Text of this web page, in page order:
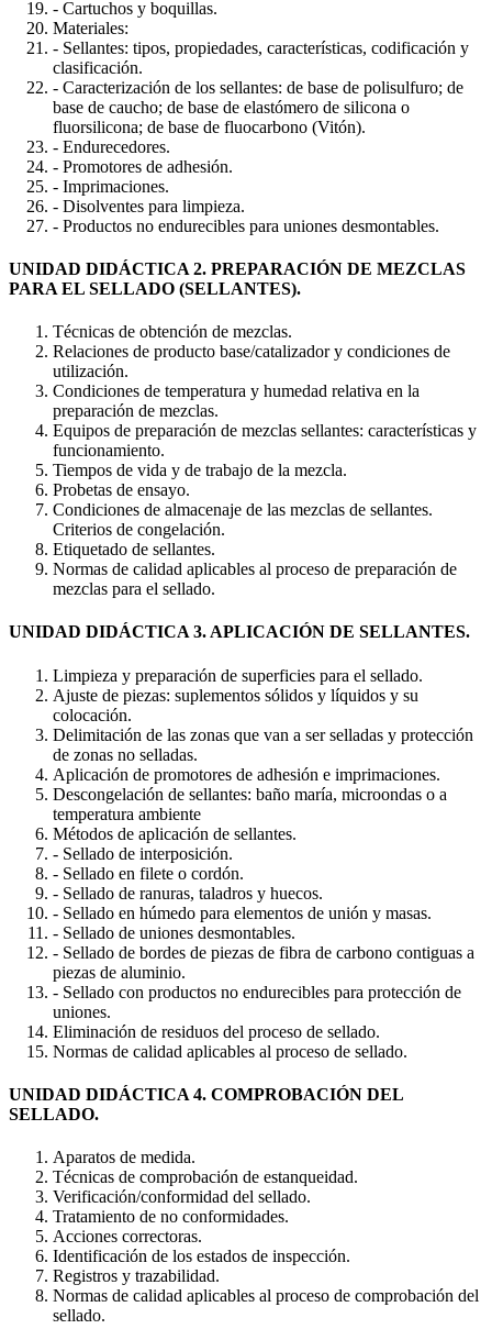
- Cartuchos y boquillas.
Materiales:
- Sellantes: tipos, propiedades, características, codificación y
clasificación.
- Caracterización de los sellantes: de base de polisulfuro; de
base de caucho; de base de elastómero de silicona o
fluorsilicona; de base de fluocarbono (Vitón).
- Endurecedores.
- Promotores de adhesión.
- Imprimaciones.
- Disolventes para limpieza.
- Productos no endurecibles para uniones desmontables.
UNIDAD DIDÁCTICA 2. PREPARACIÓN DE MEZCLAS
PARA EL SELLADO (SELLANTES).
Técnicas de obtención de mezclas.
Relaciones de producto base/catalizador y condiciones de
utilización.
Condiciones de temperatura y humedad relativa en la
preparación de mezclas.
Equipos de preparación de mezclas sellantes: características y
funcionamiento.
Tiempos de vida y de trabajo de la mezcla.
Probetas de ensayo.
Condiciones de almacenaje de las mezclas de sellantes.
Criterios de congelación.
Etiquetado de sellantes.
Normas de calidad aplicables al proceso de preparación de
mezclas para el sellado.
UNIDAD DIDÁCTICA 3. APLICACIÓN DE SELLANTES.
Limpieza y preparación de superficies para el sellado.
Ajuste de piezas: suplementos sólidos y líquidos y su
colocación.
Delimitación de las zonas que van a ser selladas y protección
de zonas no selladas.
Aplicación de promotores de adhesión e imprimaciones.
Descongelación de sellantes: baño maría, microondas o a
temperatura ambiente
Métodos de aplicación de sellantes.
- Sellado de interposición.
- Sellado en filete o cordón.
- Sellado de ranuras, taladros y huecos.
- Sellado en húmedo para elementos de unión y masas.
- Sellado de uniones desmontables.
- Sellado de bordes de piezas de fibra de carbono contiguas a
piezas de aluminio.
- Sellado con productos no endurecibles para protección de
uniones.
Eliminación de residuos del proceso de sellado.
Normas de calidad aplicables al proceso de sellado.
UNIDAD DIDÁCTICA 4. COMPROBACIÓN DEL
SELLADO.
Aparatos de medida.
Técnicas de comprobación de estanqueidad.
Verificación/conformidad del sellado.
Tratamiento de no conformidades.
Acciones correctoras.
Identificación de los estados de inspección.
Registros y trazabilidad.
Normas de calidad aplicables al proceso de comprobación del
sellado.